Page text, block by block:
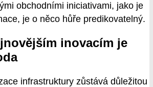
obchodními iniciativami, jako je
je o něco hůře predikovatelný.
inovacím je
infrastruktury zůstává důležitou